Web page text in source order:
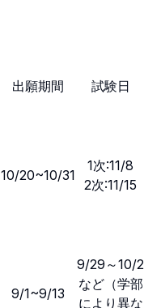
出願期間 試験日
10/20~10/31
1次:11/8
2次:11/15
9/1~9/13
9/29～10/2
など（学部
により異な